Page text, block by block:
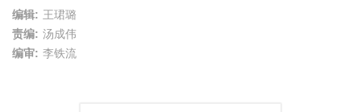
编辑: 王珺璐
责编: 汤成伟
编审: 李铁流